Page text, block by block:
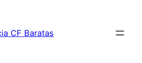
CF Baratas